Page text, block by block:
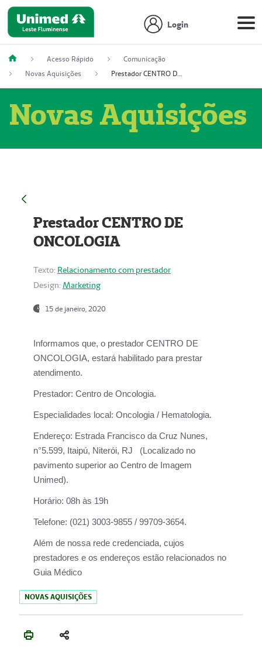
Login
Acesso Rápido
Comunicação
Novas Aquisições
Prestador CENTRO DE ONCOLOGIA
Novas Aquisições
Prestador CENTRO DE
ONCOLOGIA
Texto: Relacionamento com prestador
Design: Marketing
15 de janeiro, 2020
Informamos que, o prestador CENTRO DE
ONCOLOGIA, estará habilitado para prestar
atendimento.
Prestador: Centro de Oncologia.
Especialidades local: Oncologia / Hematologia.
Endereço: Estrada Francisco da Cruz Nunes,
n°5.599, Itaipú, Niterói, RJ (Localizado no
pavimento superior ao Centro de Imagem
Unimed).
Horário: 08h às 19h
Telefone: (021) 3003-9855 / 99709-3654.
Além de nossa rede credenciada, cujos
prestadores e os endereços estão relacionados no
Guia Médico
NOVAS AQUISIÇÕES